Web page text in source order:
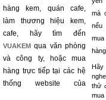
hàng kem, quán cafe,
làm thương hiệu kem,
cafe, hãy tìm đến
VUAKEM qua văn phòng
và công ty, hoặc mua
hàng trực tiếp tại các hệ
thống website của
mà
nếu
thử